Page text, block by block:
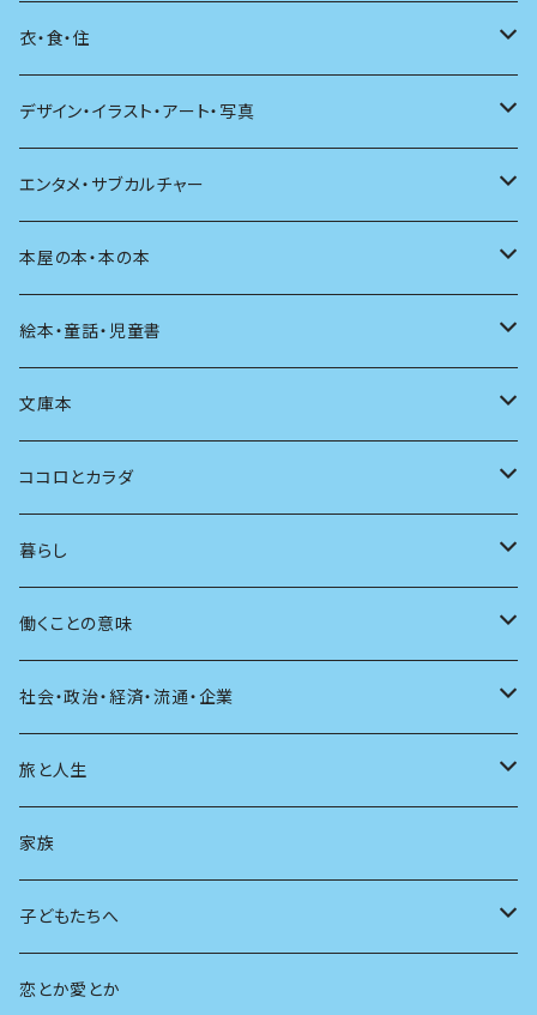
日本語
文学理論
評論
文章術
日記
ノンフィクション
その他
評論
言葉
言語
批評
アンソロジー
自伝・伝記
詩
短歌
その他
衣・食・住
着る
食べる
料理
発酵・麹
住う
その他
デザイン・イラスト・アート・写真
デザイン
イラスト
アート
写真
その他
インテリア
ファッション
建築
スポーツ
AIと社会
広告
エンタメ・サブカルチャー
映画
音楽
マンガ
テレビ
ラジオ
マガジン
その他
アニメ
日本の芸能
本屋の本・本の本
本屋さんの本
本の本
読書
絵本・童話・児童書
小さいお子さん向け
自分で読めるようになったら
大人も楽しい絵本
海外絵本
童話
その他
文庫本
男性作家
女性作家
その他
ココロとカラダ
フェミニズム
カウンセリング
人間関係
健康
暮らし
料理
育児
日常生活
学ぶ楽しみ
働くことの意味
仕事のヒント
社会・政治・経済・流通・企業
過去
現在
未来
旅と人生
旅
人生
家族
子どもたちへ
教育
恋とか愛とか